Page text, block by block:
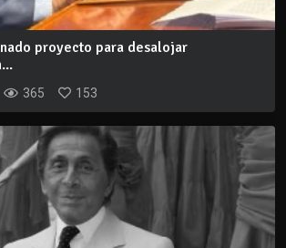
proyecto para desalojar
365 153